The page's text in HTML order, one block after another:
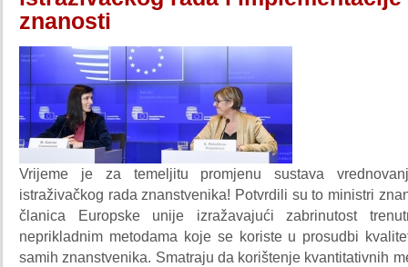
znanosti
Vrijeme je za temeljitu promjenu sustava
istraživačkog rada znanstvenika! Potvrdili su to ministri
članica Europske unije izražavajući zabrinutost
neprikladnim metodama koje se koriste u prosudbi
samih znanstvenika. Smatraju da korištenje kvantitativnih